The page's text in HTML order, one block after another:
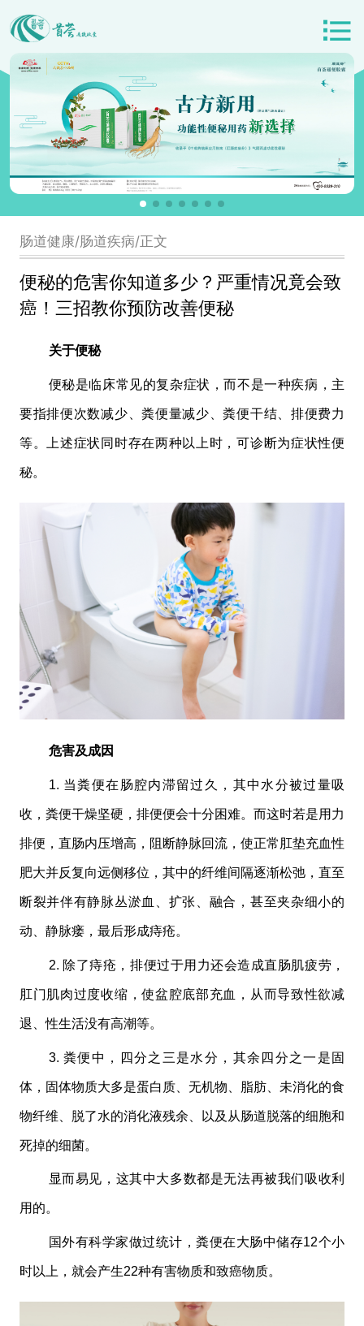
肠道健康/肠道疾病/正文
便秘的危害你知道多少？严重情况竟会致
癌！三招教你预防改善便秘
关于便秘
便秘是临床常见的复杂症状，而不是一种疾病，主
要指排便次数减少、粪便量减少、粪便干结、排便费力
等。上述症状同时存在两种以上时，可诊断为症状性便
秘。
危害及成因
1. 当粪便在肠腔内滞留过久，其中水分被过量吸
收，粪便干燥坚硬，排便便会十分困难。而这时若是用力
排便，直肠内压增高，阻断静脉回流，使正常肛垫充血性
肥大并反复向远侧移位，其中的纤维间隔逐渐松弛，直至
断裂并伴有静脉丛淤血、扩张、融合，甚至夹杂细小的
动、静脉瘘，最后形成痔疮。
2. 除了痔疮，排便过于用力还会造成直肠肌疲劳，
肛门肌肉过度收缩，使盆腔底部充血，从而导致性欲减
退、性生活没有高潮等。
3. 粪便中，四分之三是水分，其余四分之一是固
体，固体物质大多是蛋白质、无机物、脂肪、未消化的食
物纤维、脱了水的消化液残余、以及从肠道脱落的细胞和
死掉的细菌。
显而易见，这其中大多数都是无法再被我们吸收利
用的。
国外有科学家做过统计，粪便在大肠中储存12个小
时以上，就会产生22种有害物质和致癌物质。